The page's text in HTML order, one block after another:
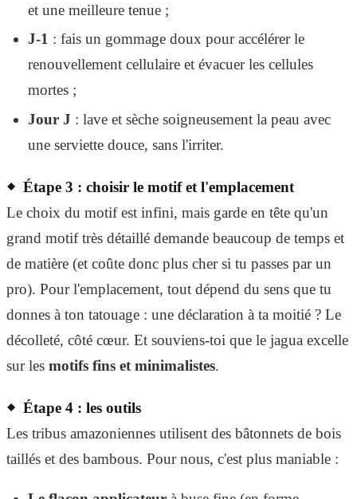
et une meilleure tenue ;
J-1 : fais un gommage doux pour accélérer le
renouvellement cellulaire et évacuer les cellules
mortes ;
Jour J : lave et sèche soigneusement la peau avec
une serviette douce, sans l'irriter.
Étape 3 : choisir le motif et l'emplacement
Le choix du motif est infini, mais garde en tête qu'un
grand motif très détaillé demande beaucoup de temps et
de matière (et coûte donc plus cher si tu passes par un
pro). Pour l'emplacement, tout dépend du sens que tu
donnes à ton tatouage : une déclaration à ta moitié ? Le
décolleté, côté cœur. Et souviens-toi que le jagua excelle
sur les motifs fins et minimalistes.
Étape 4 : les outils
Les tribus amazoniennes utilisent des bâtonnets de bois
taillés et des bambous. Pour nous, c'est plus maniable :